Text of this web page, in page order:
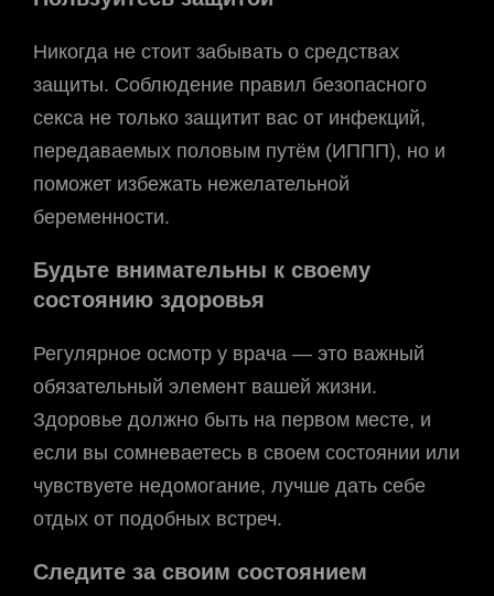
Никогда не стоит забывать о средствах
защиты. Соблюдение правил безопасного
секса не только защитит вас от инфекций,
передаваемых половым путём (ИППП), но и
поможет избежать нежелательной
беременности.
Будьте внимательны к своему
состоянию здоровья
Регулярное осмотр у врача — это важный
обязательный элемент вашей жизни.
Здоровье должно быть на первом месте, и
если вы сомневаетесь в своем состоянии или
чувствуете недомогание, лучше дать себе
отдых от подобных встреч.
Следите за своим состоянием